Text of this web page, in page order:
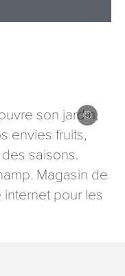
son jardin,
envies fruits,
saisons.
Magasin de
internet pour les
ce formulaire sont
droit d’accès, de
vous concernant,
une demande par
ou par courrier
d’identité à
Tourisme - 48